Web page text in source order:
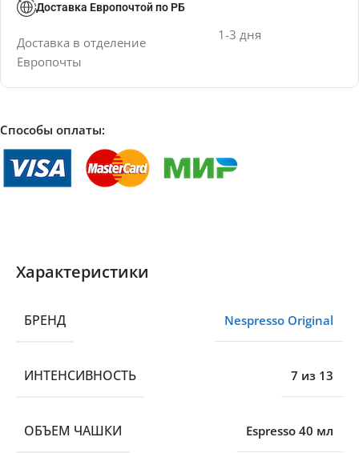
Доставка Европочтой по РБ
Доставка в отделение
Европочты
1-3 дня
Способы оплаты:
Характеристики
БРЕНД Nespresso Original
ИНТЕНСИВНОСТЬ 7 из 13
ОБЪЕМ ЧАШКИ Espresso 40 мл